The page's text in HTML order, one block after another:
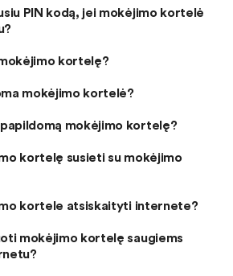
PIN kodą, jei mokėjimo kortelė
kortelę?
mokėjimo kortelė?
mokėjimo kortelę?
kortelę susieti su mokėjimo
kortele atsiskaityti internete?
mokėjimo kortelę saugiems